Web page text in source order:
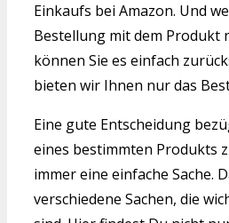
Einkaufs bei Amazon. Und
Bestellung mit dem Produkt
können Sie es einfach
bieten wir Ihnen nur das
Eine gute Entscheidung
eines bestimmten Produkts
immer eine einfache Sache.
verschiedene Sachen, die